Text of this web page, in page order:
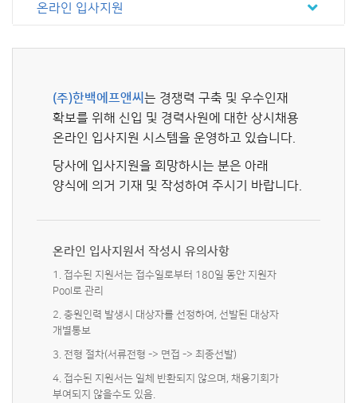
온라인 입사지원
(주)한백에프앤씨 는 경쟁력 구축 및 우수인재
확보를 위해 신입 및 경력사원에 대한 상시채용
온라인 입사지원 시스템을 운영하고 있습니다.
당사에 입사지원을 희망하시는 분은 아래
양식에 의거 기재 및 작성하여 주시기 바랍니다.
온라인 입사지원서 작성시 유의사항
1. 접수된 지원서는 접수일로부터 180일 동안 지원자
Pool로 관리
2. 충원인력 발생시 대상자를 선정하여, 선발된 대상자
개별통보
3. 전형 절차(서류전형 -> 면접 -> 최종선발)
4. 접수된 지원서는 일체 반환되지 않으며, 채용기회가
부여되지 않을수도 있음.